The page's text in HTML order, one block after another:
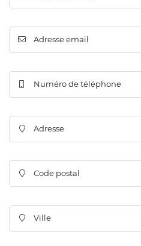
 Adresse email de réception
 Recopier le code ci-contre
 Adresse email
Numéro de téléphone
 Adresse
 Code postal
 Ville